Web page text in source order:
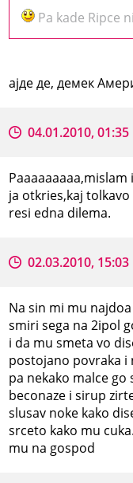
Pa kade Ripce
ајде де, демек
04.01.2010, 01:35
ja otkries,kaj
resi edna dilema.
02.03.2010, 15:03
Na sin mi mu
smiri sega na 2ipol
i da mu smeta vo
postojano povraka i
pa nekako malce
beconaze i sirup
slusav noke kako
srceto kako mu
mu na gospod